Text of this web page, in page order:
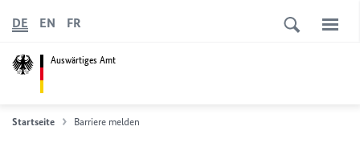
Auswärtiges Amt
DE EN FR
Startseite Barriere melden